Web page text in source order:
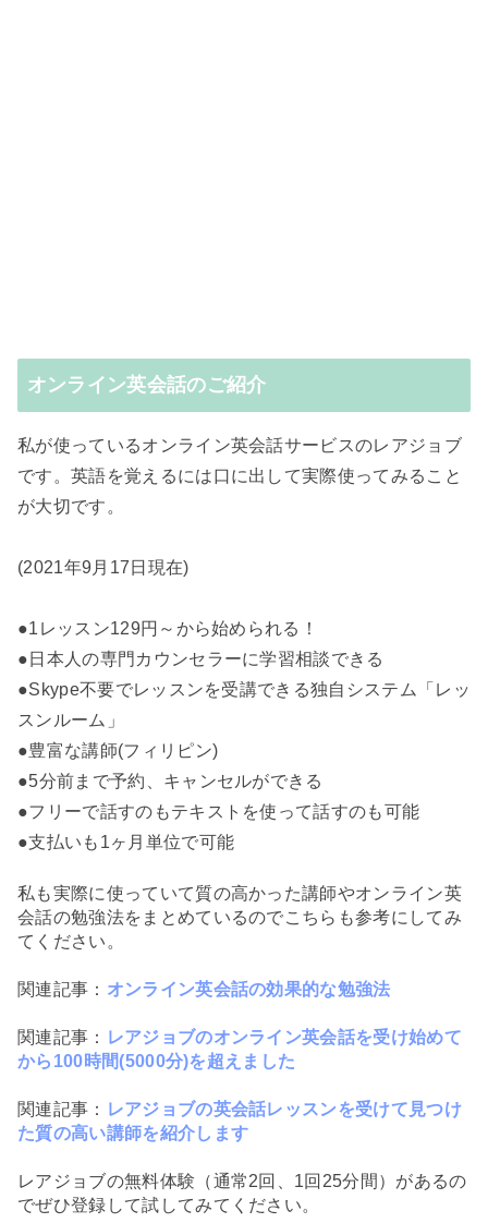
オンライン英会話のご紹介
私が使っているオンライン英会話サービスのレアジョブ
です。英語を覚えるには口に出して実際使ってみること
が大切です。
(2021年9月17日現在)
●1レッスン129円～から始められる！
●日本人の専門カウンセラーに学習相談できる
●Skype不要でレッスンを受講できる独自システム「レッ
スンルーム」
●豊富な講師(フィリピン)
●5分前まで予約、キャンセルができる
●フリーで話すのもテキストを使って話すのも可能
●支払いも1ヶ月単位で可能
私も実際に使っていて質の高かった講師やオンライン英
会話の勉強法をまとめているのでこちらも参考にしてみ
てください。
関連記事： オンライン英会話の効果的な勉強法
関連記事： レアジョブのオンライン英会話を受け始めて
から100時間(5000分)を超えました
関連記事： レアジョブの英会話レッスンを受けて見つけ
た質の高い講師を紹介します
レアジョブの無料体験（通常2回、1回25分間）があるの
でぜひ登録して試してみてください。